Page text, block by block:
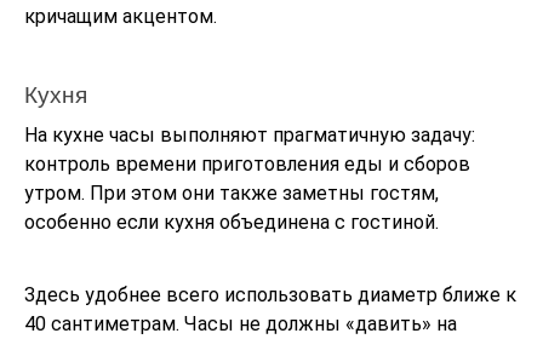
кричащим акцентом.
Кухня
На кухне часы выполняют прагматичную задачу:
контроль времени приготовления еды и сборов
утром. При этом они также заметны гостям,
особенно если кухня объединена с гостиной.
Здесь удобнее всего использовать диаметр ближе к
40 сантиметрам. Часы не должны «давить» на